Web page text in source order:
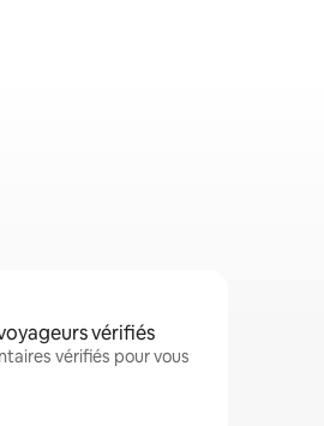
vérifiés
vérifiés pour vous